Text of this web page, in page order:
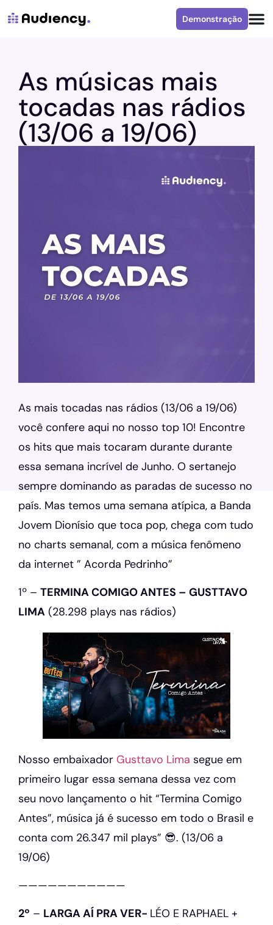
Demonstração
As músicas mais
tocadas nas rádios
(13/06 a 19/06)
As mais tocadas nas rádios (13/06 a 19/06)
você confere aqui no nosso top 10! Encontre
os hits que mais tocaram durante durante
essa semana incrível de Junho. O sertanejo
sempre dominando as paradas de sucesso no
país. Mas temos uma semana atípica, a Banda
Jovem Dionísio que toca pop, chega com tudo
no charts semanal, com a música fenômeno
da internet ” Acorda Pedrinho”
1º – TERMINA COMIGO ANTES – GUSTTAVO
LIMA (28.298 plays nas rádios)
Nosso embaixador Gusttavo Lima segue em
primeiro lugar essa semana dessa vez com
seu novo lançamento o hit “Termina Comigo
Antes”, música já é sucesso em todo o Brasil e
conta com 26.347 mil plays” 😎. (13/06 a
19/06)
———————————
2º – LARGA AÍ PRA VER- LÉO E RAPHAEL +